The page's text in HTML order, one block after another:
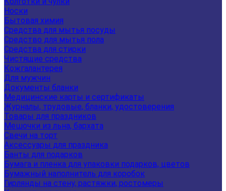
Носки
Бытовая химия
Средства для мытья посуды
Средство для мытья пола
Средства для стирки
Чистящие средства
Кожгалантерея
Для мужчин
Документы бланки
Медицинские карты и сертификаты
Журналы, трудовые, бланки, удостоверения
Товары для праздников
Мешочки из льна, бархата
Свечи на торт
Аксессуары для праздника
Банты для подарков
Бумага и пленка для упаковки подарков, цветов
Бумажный наполнитель для коробок
Гирлянды на стену, растяжки, ростомеры